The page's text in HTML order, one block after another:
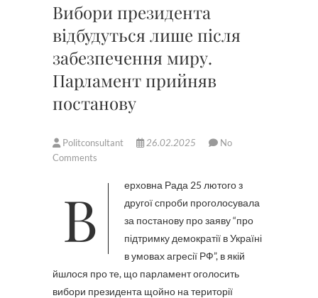
Вибори президента
відбудуться лише після
забезпечення миру.
Парламент прийняв
постанову
Politconsultant 26.02.2025
No
Comments
Верховна Рада 25 лютого з
другої спроби проголосувала
за постанову про заяву “про
підтримку демократії в Україні
в умовах агресії РФ”, в якій
йшлося про те, що парламент оголосить
вибори президента щойно на території